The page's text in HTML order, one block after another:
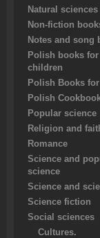
Natural sciences
Non-fiction
Notes and song
Polish books for
children
Polish Books
Polish
Popular science
Religion and
Romance
Science and
science
Science and
Science fiction
Social sciences
Cultures.